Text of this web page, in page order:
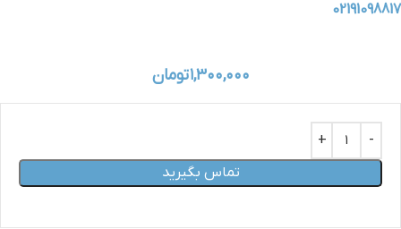
02191098817
۱,۳۰۰,۰۰۰تومان
تماس بگیرید